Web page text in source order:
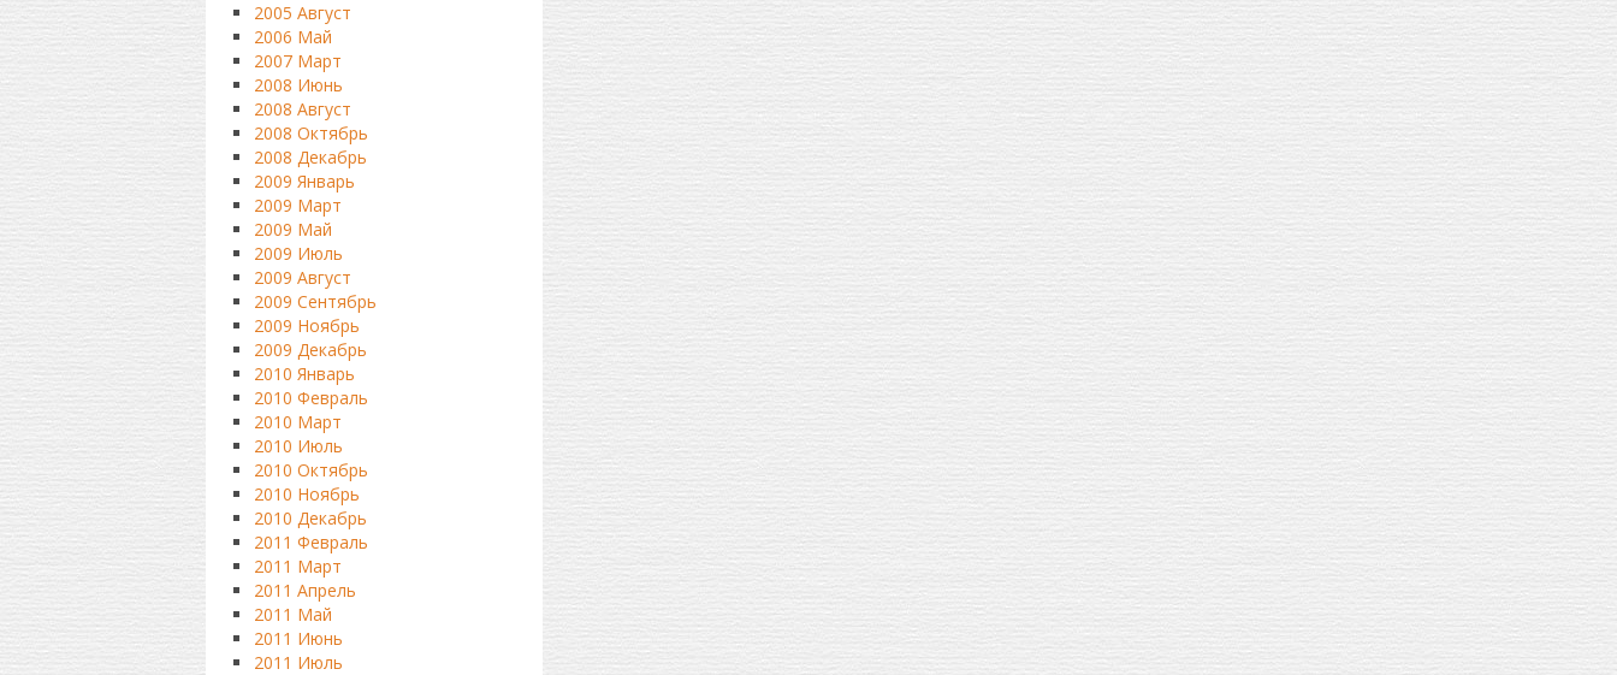
2005 Август
2006 Май
2007 Март
2008 Июнь
2008 Август
2008 Октябрь
2008 Декабрь
2009 Январь
2009 Март
2009 Май
2009 Июль
2009 Август
2009 Сентябрь
2009 Ноябрь
2009 Декабрь
2010 Январь
2010 Февраль
2010 Март
2010 Июль
2010 Октябрь
2010 Ноябрь
2010 Декабрь
2011 Февраль
2011 Март
2011 Апрель
2011 Май
2011 Июнь
2011 Июль